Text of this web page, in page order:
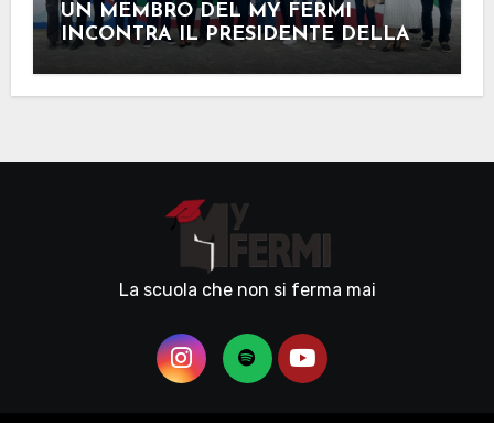
UN MEMBRO DEL MY FERMI
INCONTRA IL PRESIDENTE DELLA
La scuola che non si ferma mai